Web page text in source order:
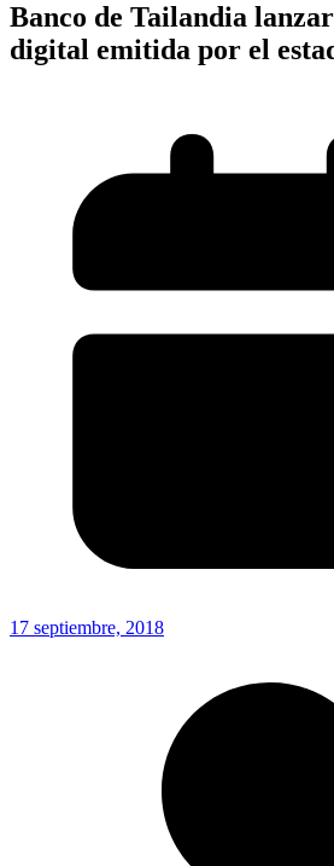
Banco de Tailandia
digital emitida por el
17 septiembre, 2018